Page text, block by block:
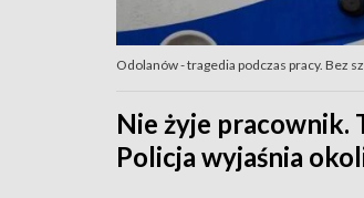
Odolanów - tragedia podczas pracy. Bez
Nie żyje pracownik.
Policja wyjaśnia